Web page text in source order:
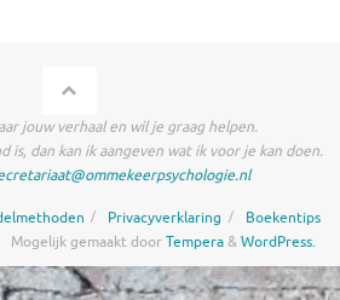
jouw verhaal en wil je graag helpen.
is, dan kan ik aangeven wat ik voor je kan doen.
Privacyverklaring
Boekentips
Mogelijk gemaakt doorTempera&WordPress.